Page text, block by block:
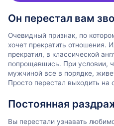
Он перестал вам
Очевидный признак, по
хочет прекратить отношения.
прекратил, в классической
попрощавшись. При условии,
мужчиной все в порядке,
Просто перестал выходить на
Постоянная
Вы перестали узнавать